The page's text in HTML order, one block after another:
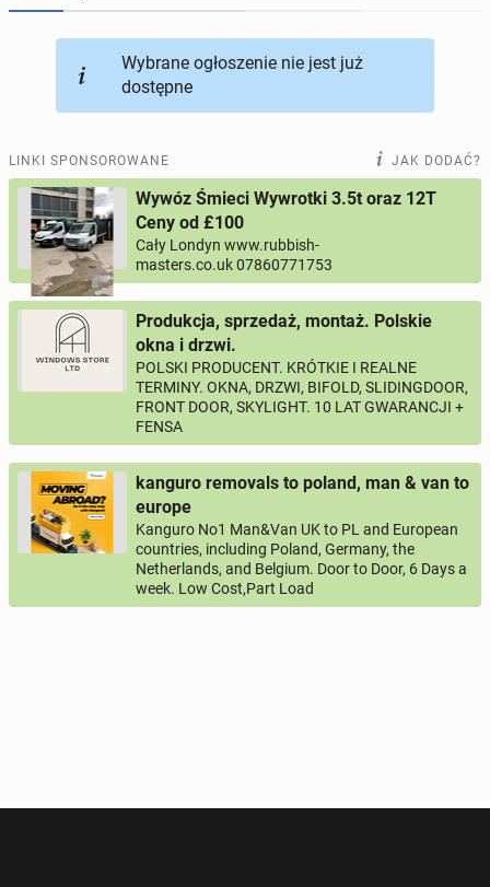
Wybrane ogłoszenie nie jest już
dostępne
LINKI SPONSOROWANE JAK DODAĆ?
Wywóz Śmieci Wywrotki 3.5t oraz 12T
Ceny od £100
Cały Londyn www.rubbish-
masters.co.uk 07860771753
Produkcja, sprzedaż, montaż. Polskie
okna i drzwi.
POLSKI PRODUCENT. KRÓTKIE I REALNE
TERMINY. OKNA, DRZWI, BIFOLD, SLIDINGDOOR,
FRONT DOOR, SKYLIGHT. 10 LAT GWARANCJI +
FENSA
kanguro removals to poland, man & van to
europe
Kanguro No1 Man&Van UK to PL and European
countries, including Poland, Germany, the
Netherlands, and Belgium. Door to Door, 6 Days a
week. Low Cost,Part Load